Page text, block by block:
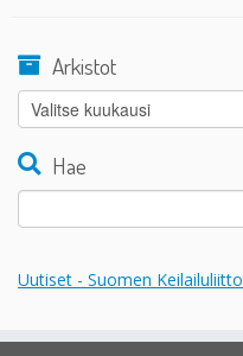
Arkistot
Arkistot
Hae
Haku:
Uutiset - Suomen Keilailuliitto